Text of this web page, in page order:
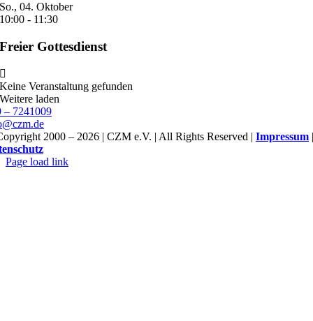
So., 04. Oktober
10:00 - 11:30
Freier Gottesdienst
Keine Veranstaltung gefunden
Weitere laden
– 7241009
2000 – 2026 | CZM e.V. | All Rights Reserved | Impressum |
Page load link